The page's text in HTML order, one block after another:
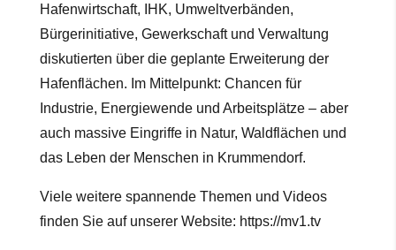
Hafenwirtschaft, IHK, Umweltverbänden,
Bürgerinitiative, Gewerkschaft und Verwaltung
diskutierten über die geplante Erweiterung der
Hafenflächen. Im Mittelpunkt: Chancen für
Industrie, Energiewende und Arbeitsplätze – aber
auch massive Eingriffe in Natur, Waldflächen und
das Leben der Menschen in Krummendorf.
Viele weitere spannende Themen und Videos
finden Sie auf unserer Website: https://mv1.tv